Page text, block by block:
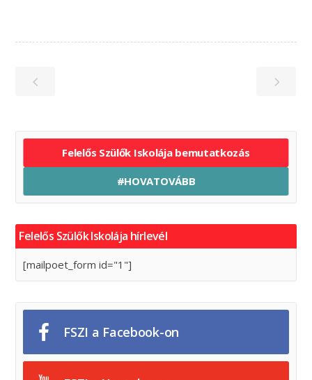
Felelős Szülők Iskolája bemutatkozás
#HOVATOVÁBB
Felelős Szülők Iskolája hírlevél
[mailpoet_form id="1"]
FSZI a Facebook-on